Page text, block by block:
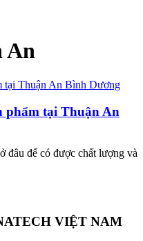
An
phẩm tại Thuận An
đâu để có được chất lượng và
VIỆT NAM